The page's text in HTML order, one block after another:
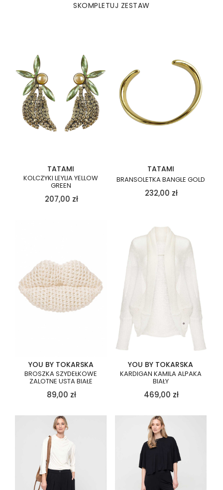
SKOMPLETUJ ZESTAW
TATAMI
KOLCZYKI LEYLIA YELLOW
GREEN
207,00 zł
TATAMI
BRANSOLETKA BANGLE GOLD
232,00 zł
YOU BY TOKARSKA
BROSZKA SZYDEŁKOWE
ZALOTNE USTA BIAŁE
89,00 zł
YOU BY TOKARSKA
KARDIGAN KAMILA ALPAKA
BIAŁY
469,00 zł